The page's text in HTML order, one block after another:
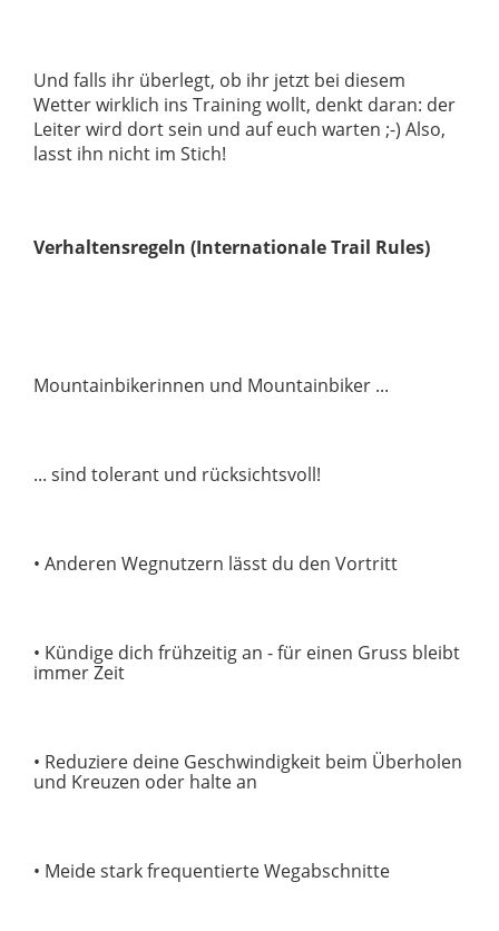
Und falls ihr überlegt, ob ihr jetzt bei diesem
Wetter wirklich ins Training wollt, denkt daran: der
Leiter wird dort sein und auf euch warten ;-) Also,
lasst ihn nicht im Stich!
Verhaltensregeln (Internationale Trail Rules)
Mountainbikerinnen und Mountainbiker ...
... sind tolerant und rücksichtsvoll!
• Anderen Wegnutzern lässt du den Vortritt
• Kündige dich frühzeitig an - für einen Gruss bleibt
immer Zeit
• Reduziere deine Geschwindigkeit beim Überholen
und Kreuzen oder halte an
• Meide stark frequentierte Wegabschnitte